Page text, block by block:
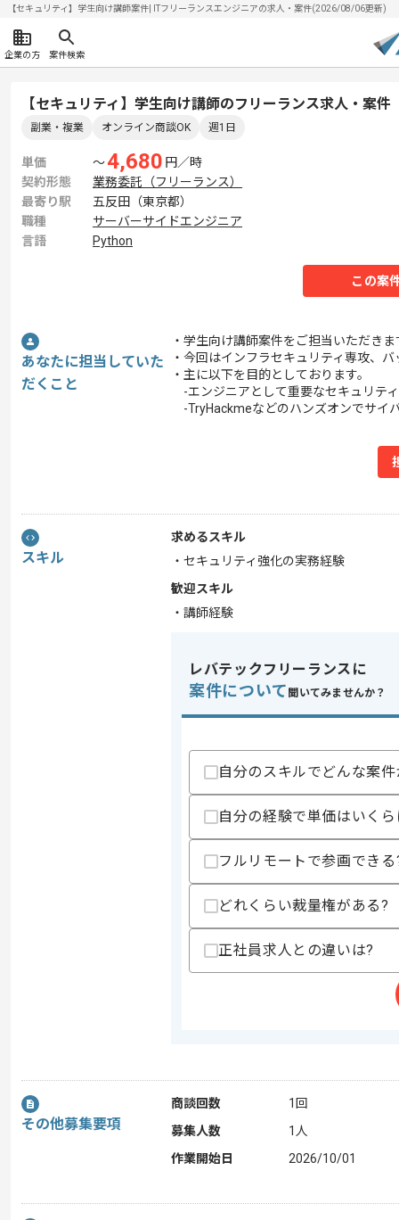
【セキュリティ】学生向け講師案件| ITフリーランスエンジニアの求人・案件(2026/08/06更新)
企業の方 案件検索
【セキュリティ】学生向け講師のフリーランス求人・案件
副業・複業 オンライン商談OK 週1日
単価 〜4,680 円／時
契約形態
業務委託（フリーランス）
最寄り駅
五反田（東京都）
職種
サーバーサイドエンジニア
言語
Python
この案
あなたに担当していた
だくこと
・学生向け講師案件をご担当いただきま
・今回はインフラセキュリティ専攻、
・主に以下を目的としております。
-エンジニアとして重要なセキュリテ
-TryHackmeなどのハンズオンでサイ
スキル
求めるスキル
・セキュリティ強化の実務経験
歓迎スキル
・講師経験
レバテックフリーランスに
案件について 聞いてみませんか？
自分のスキルでどんな案
自分の経験で単価はいく
フルリモートで参画できる
どれくらい裁量権がある?
正社員求人との違いは?
その他募集要項
商談回数
1回
募集人数
1人
作業開始日
2026/10/01